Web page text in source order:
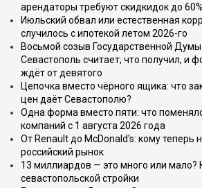
арендаторы требуют скидкидок до 60%
Июльский обвал или естественная
случилось с ипотекой летом 2026-го
Восьмой созыв Государственной Думы
Севастополь считает, что получил, и
ждёт от девятого
Цепочка вместо чёрного ящика: что
цен даёт Севастополю?
Одна форма вместо пяти: что
компаний с 1 августа 2026 года
От Renault до McDonald's: кому теперь
российский рынок
13 миллиардов — это много или мало?
севастопольской стройки